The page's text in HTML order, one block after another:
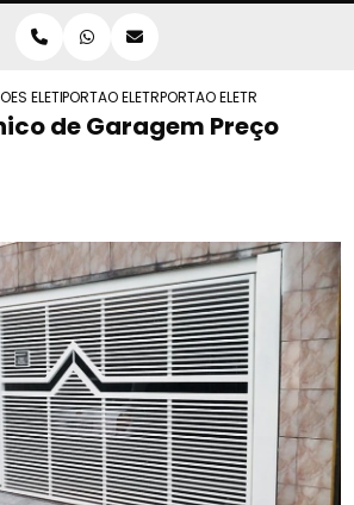
ELETRONICOS
PORTAO ELETRONICO DE CORRER DUPLO
PORTAO ELETRONICO DE
de Garagem Preço